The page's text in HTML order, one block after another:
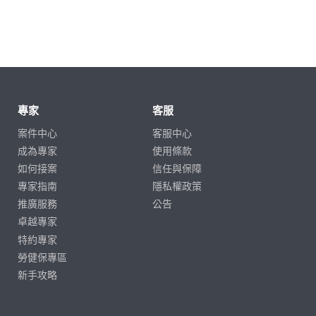
專家
案件中心
成為專家
如何接案
專家指南
推廣服務
卓越專家
特約專家
勞健保專區
新手攻略
客服
客服中心
使用條款
信任與保障
隱私權政策
公告